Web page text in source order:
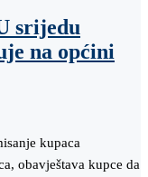
srijedu
na općini
kupaca
obavještava kupce da